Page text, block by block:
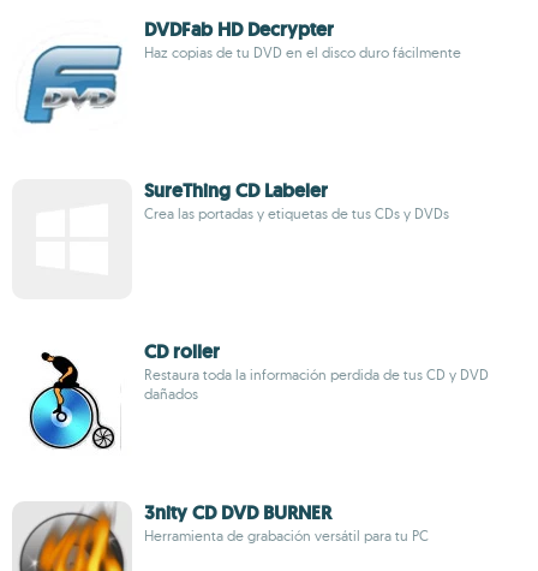
DVDFab HD Decrypter
Haz copias de tu DVD en el disco duro fácilmente
SureThing CD Labeler
Crea las portadas y etiquetas de tus CDs y DVDs
CD roller
Restaura toda la información perdida de tus CD y DVD
dañados
3nity CD DVD BURNER
Herramienta de grabación versátil para tu PC